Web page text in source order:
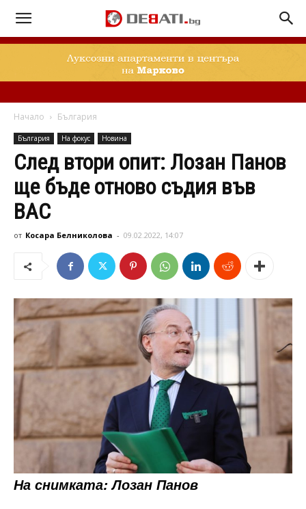
Начало България
България На фокус Новина
След втори опит: Лозан Панов
ще бъде отново съдия във
ВАС
от Косара Белниколова - 09.02.2022, 14:07
На снимката: Лозан Панов